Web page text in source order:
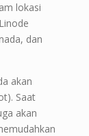
lokasi
dan
akan
Saat
akan